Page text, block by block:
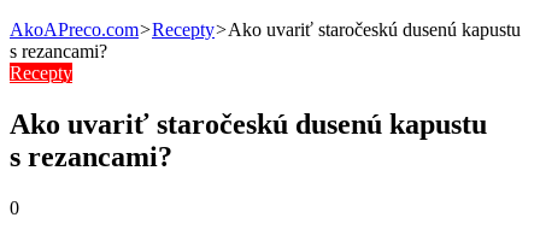
AkoAPreco.com>Recepty>Ako uvariť staročeskú dusenú kapustu
s rezancami?
Recepty
Ako uvariť staročeskú dusenú kapustu
s rezancami?
0